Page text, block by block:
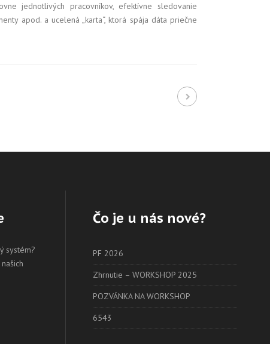
jednotlivých pracovníkov, efektívne sledovanie
apod. a ucelená „karta“, ktorá spája dáta priečne
systém?
Čo je u nás nové?
PF 2026
Zhrnutie – WORKSHOP 2025
POZVÁNKA NA WORKSHOP
6543